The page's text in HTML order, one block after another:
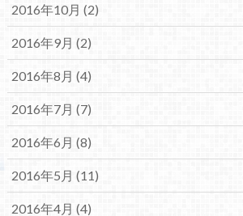
2016年10月 (2)
2016年9月 (2)
2016年8月 (4)
2016年7月 (7)
2016年6月 (8)
2016年5月 (11)
2016年4月 (4)